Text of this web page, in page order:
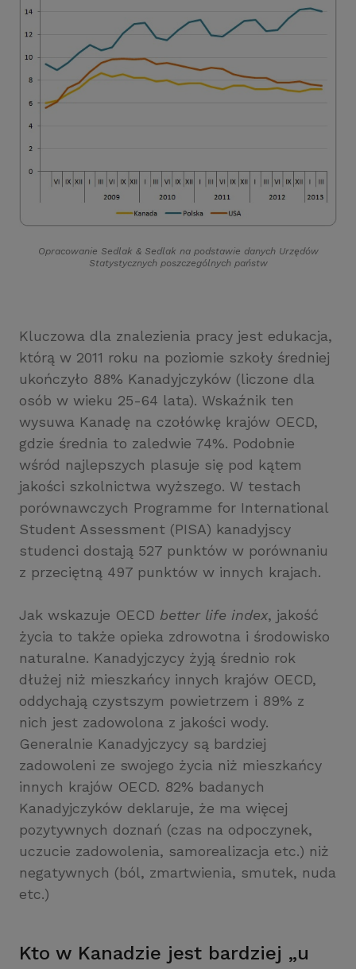
Opracowanie Sedlak &Sedlak na podstawie danych Urzędów
Statystycznych poszczególnych państw
Kluczowa dla znalezienia pracy jest edukacja,
którą w 2011 roku na poziomie szkoły średniej
ukończyło 88% Kanadyjczyków (liczone dla
osób w wieku 25-64 lata). Wskaźnik ten
wysuwa Kanadę na czołówkę krajów OECD,
gdzie średnia to zaledwie 74%. Podobnie
wśród najlepszych plasuje się pod kątem
jakości szkolnictwa wyższego. W testach
porównawczych Programme for International
Student Assessment (PISA) kanadyjscy
studenci dostają 527 punktów w porównaniu
z przeciętną 497 punktów w innych krajach.
Jak wskazuje OECD better life index, jakość
życia to także opieka zdrowotna i środowisko
naturalne. Kanadyjczycy żyją średnio rok
dłużej niż mieszkańcy innych krajów OECD,
oddychają czystszym powietrzem i 89% z
nich jest zadowolona z jakości wody.
Generalnie Kanadyjczycy są bardziej
zadowoleni ze swojego życia niż mieszkańcy
innych krajów OECD. 82% badanych
Kanadyjczyków deklaruje, że ma więcej
pozytywnych doznań (czas na odpoczynek,
uczucie zadowolenia, samorealizacja etc.) niż
negatywnych (ból, zmartwienia, smutek, nuda
etc.)
Kto w Kanadzie jest bardziej „u